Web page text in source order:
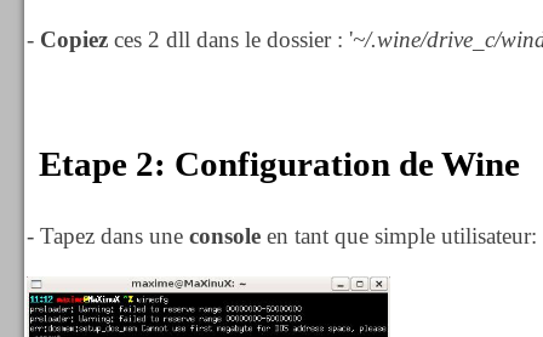
- Copiezces 2 dll dans le dossier : '~/.wine/drive_c/
Etape 2: Configuration de Wine
- Tapez dans une consoleen tant que simple utilisateur: